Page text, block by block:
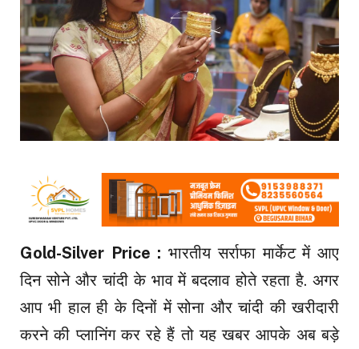
Gold-Silver Price :भारतीय सर्राफा मार्केट में आए
दिन सोने और चांदी के भाव में बदलाव होते रहता है. अगर
आप भी हाल ही के दिनों में सोना और चांदी की खरीदारी
करने की प्लानिंग कर रहे हैं तो यह खबर आपके अब बड़े